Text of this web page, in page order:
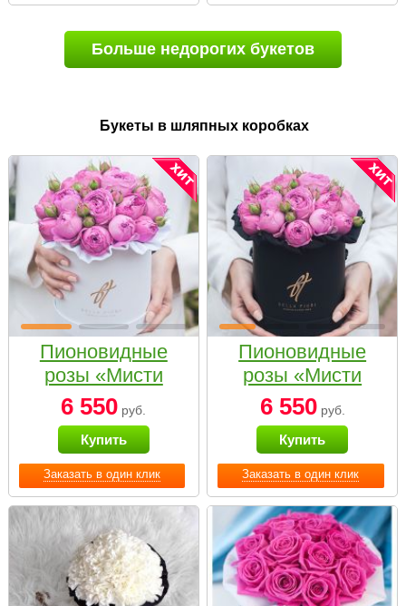
Больше недорогих букетов
Букеты в шляпных коробках
Заказать в один клик
Пионовидные
розы «Мисти
бабблс» в белой
коробке Small
6 550 руб.
Купить
Заказать в один клик
Пионовидные
розы «Мисти
бабблс» в
черной коробке
Small
6 550руб.
Купить